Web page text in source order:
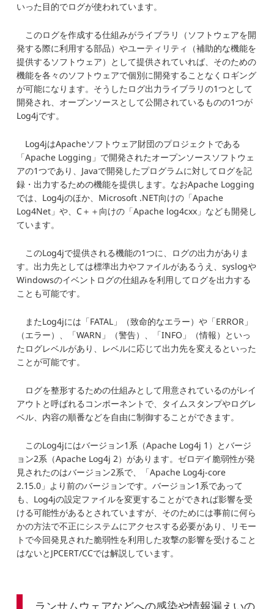
いった目的でログが使われています。
このログを作成する仕組みがライブラリ（ソフトウェアを開
発する際に利用する部品）やユーティリティ（補助的な機能を
提供するソフトウェア）として提供されていれば、そのための
機能を各々のソフトウェアで個別に開発することなくロギング
が可能になります。そうしたログ出力ライブラリの1つとして
開発され、オープンソースとして公開されているものの1つが
Log4jです。
Log4jはApacheソフトウェア財団のプロジェクトである
「Apache Logging」で開発されたオープンソースソフトウェ
アの1つであり、Javaで開発したプログラムに対してログを記
録・出力するための機能を提供します。なおApache Logging
では、Log4jのほか、Microsoft .NET向けの「Apache
Log4Net」や、C＋＋向けの「Apache log4cxx」なども開発し
ています。
このLog4jで提供される機能の1つに、ログの出力がありま
す。出力先としては標準出力やファイルがあるうえ、syslogや
Windowsのイベントログの仕組みを利用してログを出力する
ことも可能です。
またLog4jには「FATAL」（致命的なエラー）や「ERROR」
（エラー）、「WARN」（警告）、「INFO」（情報）といっ
たログレベルがあり、レベルに応じて出力先を変えるといった
ことが可能です。
ログを整形するための仕組みとして用意されているのがレイ
アウトと呼ばれるコンポーネントで、タイムスタンプやログレ
ベル、内容の順番などを自由に制御することができます。
このLog4jにはバージョン1系（Apache Log4j 1）とバージ
ョン2系（Apache Log4j 2）があります。ゼロデイ脆弱性が発
見されたのはバージョン2系で、「Apache Log4j-core
2.15.0」より前のバージョンです。バージョン1系であって
も、Log4jの設定ファイルを変更することができれば影響を受
ける可能性があるとされていますが、そのためには事前に何ら
かの方法で不正にシステムにアクセスする必要があり、リモー
トで今回発見された脆弱性を利用した攻撃の影響を受けること
はないとJPCERT/CCでは解説しています。
ランサムウェアなどへの感染や情報漏えいの